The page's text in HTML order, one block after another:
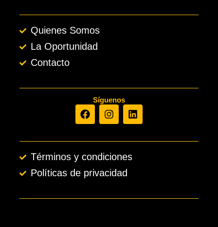
Quienes Somos
La Oportunidad
Contacto
Síguenos
F
a
e
o
k
I
n
t
g
r
a
L
i
k
d
Términos y condiciones
Políticas de privacidad